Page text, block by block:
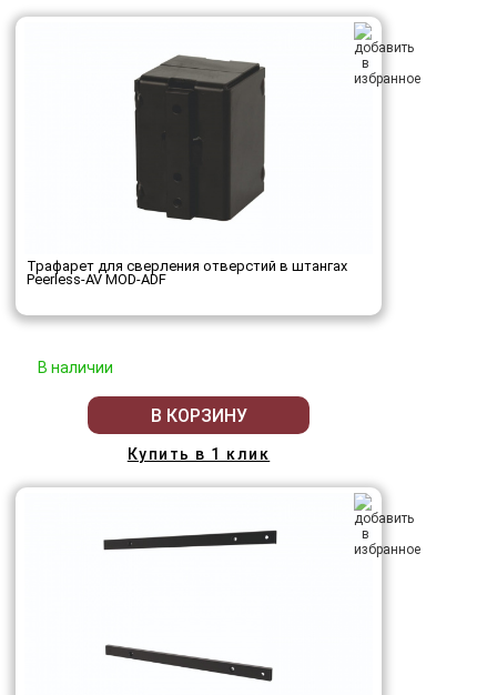
Трафарет для сверления отверстий в штангах
Peerless-AV MOD-ADF
В наличии
В КОРЗИНУ
Купить в 1 клик